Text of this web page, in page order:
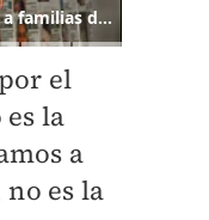
el
la
a
es la